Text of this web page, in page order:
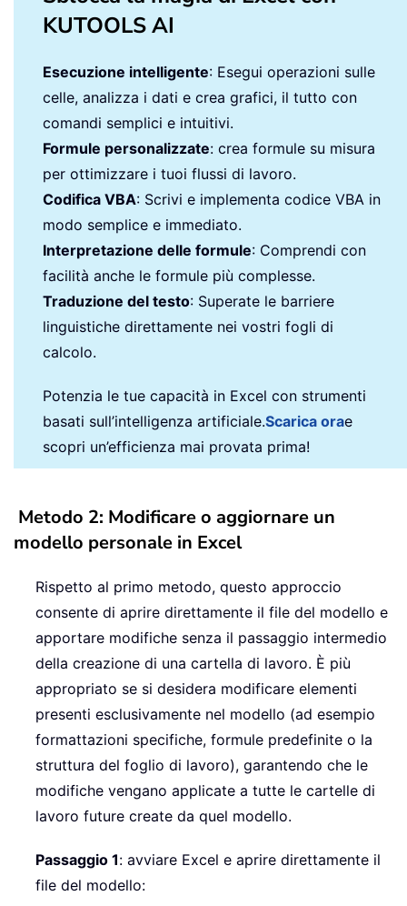
KUTOOLS AI
Esecuzione intelligente: Esegui operazioni sulle
celle, analizza i dati e crea grafici, il tutto con
comandi semplici e intuitivi.
Formule personalizzate: crea formule su misura
per ottimizzare i tuoi flussi di lavoro.
Codifica VBA: Scrivi e implementa codice VBA in
modo semplice e immediato.
Interpretazione delle formule: Comprendi con
facilità anche le formule più complesse.
Traduzione del testo: Superate le barriere
linguistiche direttamente nei vostri fogli di
calcolo.
Potenzia le tue capacità in Excel con strumenti
basati sull’intelligenza artificiale.Scarica orae
scopri un’efficienza mai provata prima!
Metodo 2: Modificare o aggiornare un
modello personale in Excel
Rispetto al primo metodo, questo approccio
consente di aprire direttamente il file del modello e
apportare modifiche senza il passaggio intermedio
della creazione di una cartella di lavoro. È più
appropriato se si desidera modificare elementi
presenti esclusivamente nel modello (ad esempio
formattazioni specifiche, formule predefinite o la
struttura del foglio di lavoro), garantendo che le
modifiche vengano applicate a tutte le cartelle di
lavoro future create da quel modello.
Passaggio 1: avviare Excel e aprire direttamente il
file del modello: